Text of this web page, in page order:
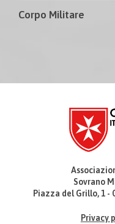
Corpo Militare
Sovrano
Piazza del Grillo, 1 -
Privacy